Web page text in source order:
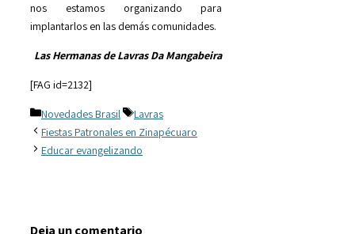
nos estamos organizando para
implantarlos en las demás comunidades.
Las Hermanas de Lavras Da Mangabeira
[FAG id=2132]
Categorías
Novedades Brasil Etiquetas
Lavras
Fiestas Patronales en Zinapécuaro
Educar evangelizando
Deja un comentario